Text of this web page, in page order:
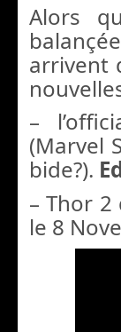
Alors
arrivent
–
(Marvel
bide?).
– Thor
le 8